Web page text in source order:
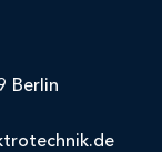
Berlin